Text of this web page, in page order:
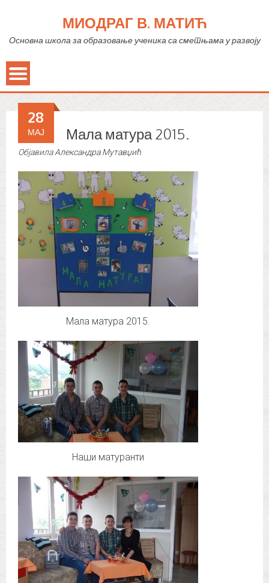
МИОДРАГ В. МАТИЋ
Основна школа за образовање ученика са сметњама у развоју
Мала матура 2015.
28
МАЈ
ОбјавилаАлександра Мутавџић
Мала матура 2015.
Наши матуранти